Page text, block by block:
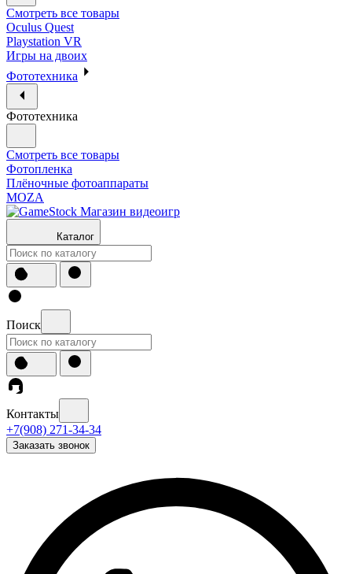
Смотреть все товары
Oculus Quest
Playstation VR
Игры на двоих
Фототехника
Фототехника
Смотреть все товары
Фотопленка
Плёночные фотоаппараты
MOZA
Каталог
Поиск
Контакты
+7(908) 271-34-34
Заказать звонок